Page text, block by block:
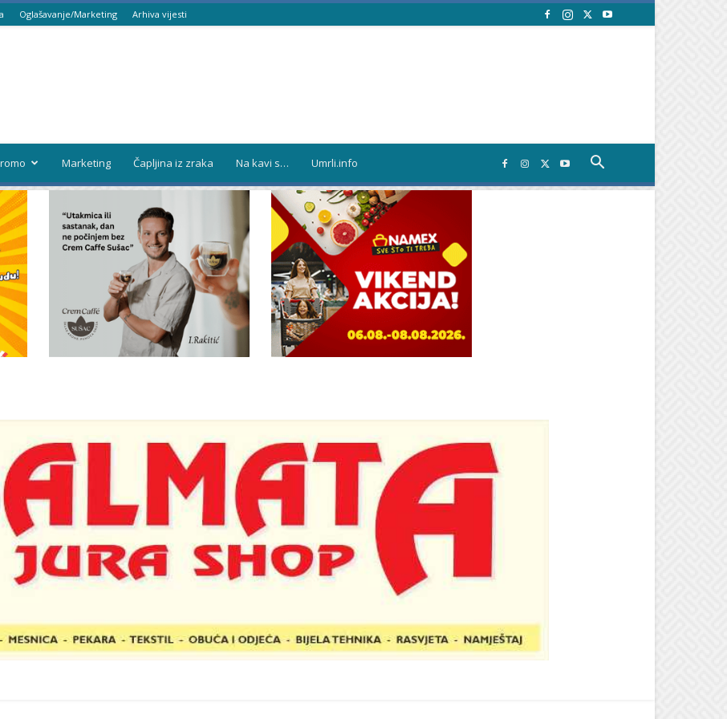
Oglašavanje/Marketing Arhiva vijesti
Marketing Čapljina iz zraka Na kavi s… Umrli.info